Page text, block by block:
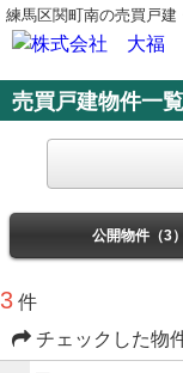
練馬区関町南の売買戸
売買戸建物件一覧
公開物件（3）
3 件
チェックした物